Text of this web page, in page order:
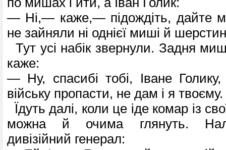
— Ні,— каже,— підождіть, дайте
не зайняли ні однієї миші й
Тут усі набік звернули. Задня
каже:
— Ну, спасибі тобі, Іване
війську пропасти, не дам і я твоєму.
Їдуть далі, коли це іде комар із
можна й очима глянуть.
дивізійний генерал: